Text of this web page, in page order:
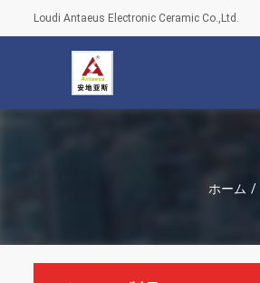
Loudi Antaeus Electronic Ceramic Co.,Ltd.
ホーム /